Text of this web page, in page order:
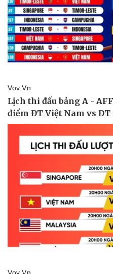
Doanh nghiệp
Thông tin doanh nghiệp